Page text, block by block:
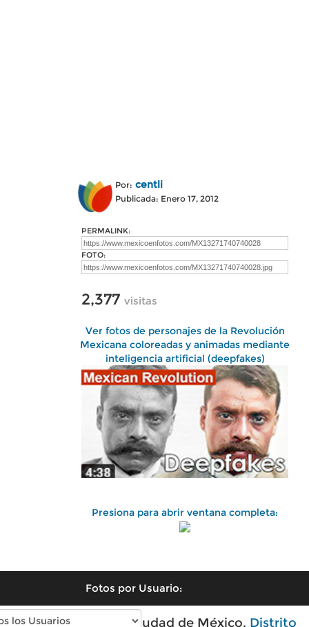
Por: centli
Publicada: Enero 17, 2012
PERMALINK:
FOTO:
2,377 visitas
Ver fotos de personajes de la Revolución
Mexicana coloreadas y animadas mediante
inteligencia artificial (deepfakes)
Presiona para abrir ventana completa:
Fotos por Usuario:
Fotos antiguas de Ciudad de México, Distrito